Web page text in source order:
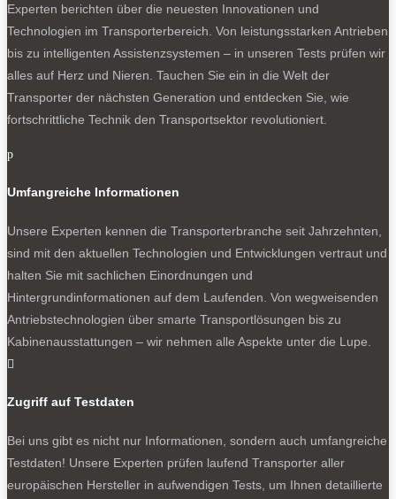
Experten berichten über die neuesten Innovationen und
Technologien im Transporterbereich. Von leistungsstarken Antrieben
bis zu intelligenten Assistenzsystemen – in unseren Tests prüfen wir
alles auf Herz und Nieren. Tauchen Sie ein in die Welt der
Transporter der nächsten Generation und entdecken Sie, wie
fortschrittliche Technik den Transportsektor revolutioniert.
p
Umfangreiche Informationen
Unsere Experten kennen die Transporterbranche seit Jahrzehnten,
sind mit den aktuellen Technologien und Entwicklungen vertraut und
halten Sie mit sachlichen Einordnungen und
Hintergrundinformationen auf dem Laufenden. Von wegweisenden
Antriebstechnologien über smarte Transportlösungen bis zu
Kabinenausstattungen – wir nehmen alle Aspekte unter die Lupe.

Zugriff auf Testdaten
Bei uns gibt es nicht nur Informationen, sondern auch umfangreiche
Testdaten! Unsere Experten prüfen laufend Transporter aller
europäischen Hersteller in aufwendigen Tests, um Ihnen detaillierte